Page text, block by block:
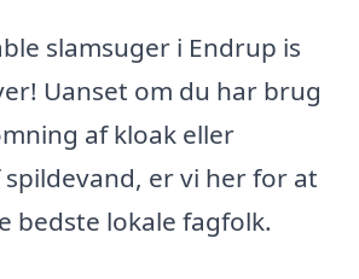
slamsuger i Endrup is
Uanset om du har brug
af kloak eller
er vi her for at
bedste lokale fagfolk.